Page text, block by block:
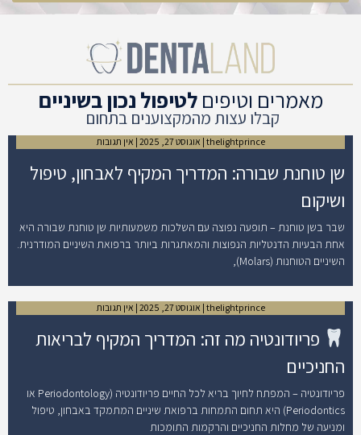
מאמרים וטיפים לטיפול נכון בשיניים
קבלו עצות מהמקצוענים בתחום
שן טוחנת שבורה: המדריך המקיף לאבחון, טיפול
ושיקום
thelightprince אוגוסט 27, 2025 אין תגובות
שבר בשן טוחנת – תופעה נפוצה עם השלכות משמעותיות שן טוחנת שבורה היא
אחת הבעיות הדנטליות הנפוצות והמאתגרות ביותר ברפואת השיניים המודרנית.
השיניים הטוחנות (Molars),
פריודונטיה מה זה: המדריך המקיף לבריאות
החניכיים
thelightprince אוגוסט 27, 2025 אין תגובות
פריודונטיה – המפתח לחיוך בריא לכל החיים פריודונטיה (Periodontology או
Periodontics) היא תחום התמחות ברפואת שיניים המתמקד באבחון, טיפול
ומניעה של מחלות החניכיים והרקמות התומכות